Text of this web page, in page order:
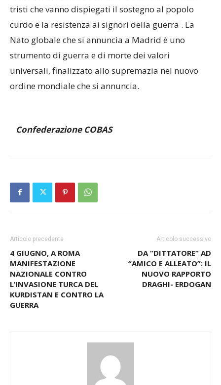
tristi che vanno dispiegati il sostegno al popolo
curdo e la resistenza ai signori della guerra . La
Nato globale che si annuncia a Madrid è uno
strumento di guerra e di morte dei valori
universali, finalizzato allo supremazia nel nuovo
ordine mondiale che si annuncia.
Confederazione COBAS
Articolo precedente
4 GIUGNO, A ROMA
MANIFESTAZIONE
NAZIONALE CONTRO
L’INVASIONE TURCA DEL
KURDISTAN E CONTRO LA
GUERRA
Articolo successivo
DA “DITTATORE” AD
“AMICO E ALLEATO”: IL
NUOVO RAPPORTO
DRAGHI- ERDOGAN